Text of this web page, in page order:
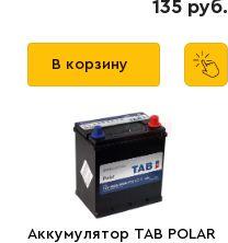
135 руб.
В корзину
Аккумулятор TAB PОLAR